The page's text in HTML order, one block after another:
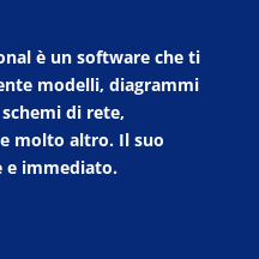
è un software che ti
modelli, diagrammi
di rete,
molto altro. Il suo
e immediato.